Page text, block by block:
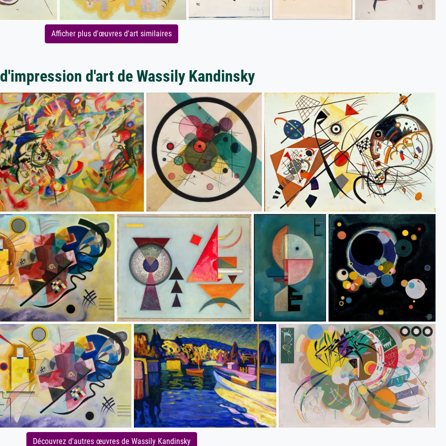
Afficher plus d'œuvres d'art similaires
d'art de Wassily Kandinsky
Découvrez d'autres œuvres de Wassily Kandinsky